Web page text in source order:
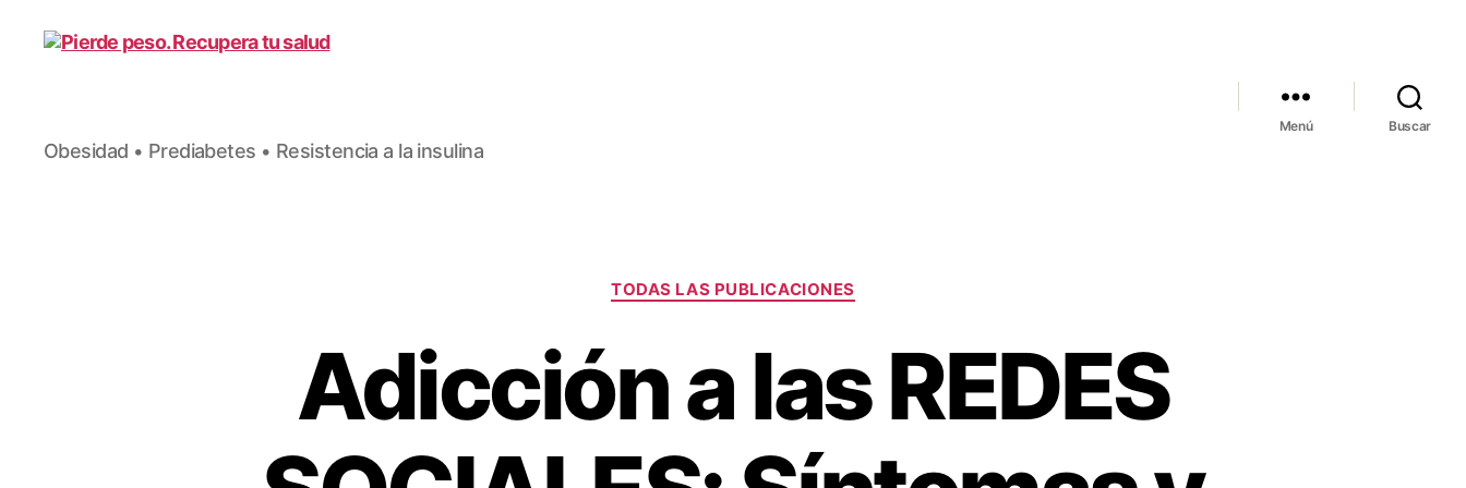
Pierde
peso.
Obesidad • Prediabetes • Resistencia a la insulina
Menú Buscar
Categorías
TODAS LAS PUBLICACIONES
Adicción a las REDES